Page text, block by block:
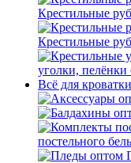
Крестильные
Крестильные
уголки, пелёнки
Всё для
постельного